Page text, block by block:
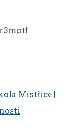
Mistřice |